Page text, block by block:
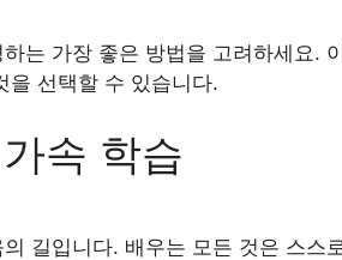
는 가장 좋은 방법을 고려하세요.
을 선택할 수 있습니다.
속 학습
길입니다. 배우는 모든 것은 스스